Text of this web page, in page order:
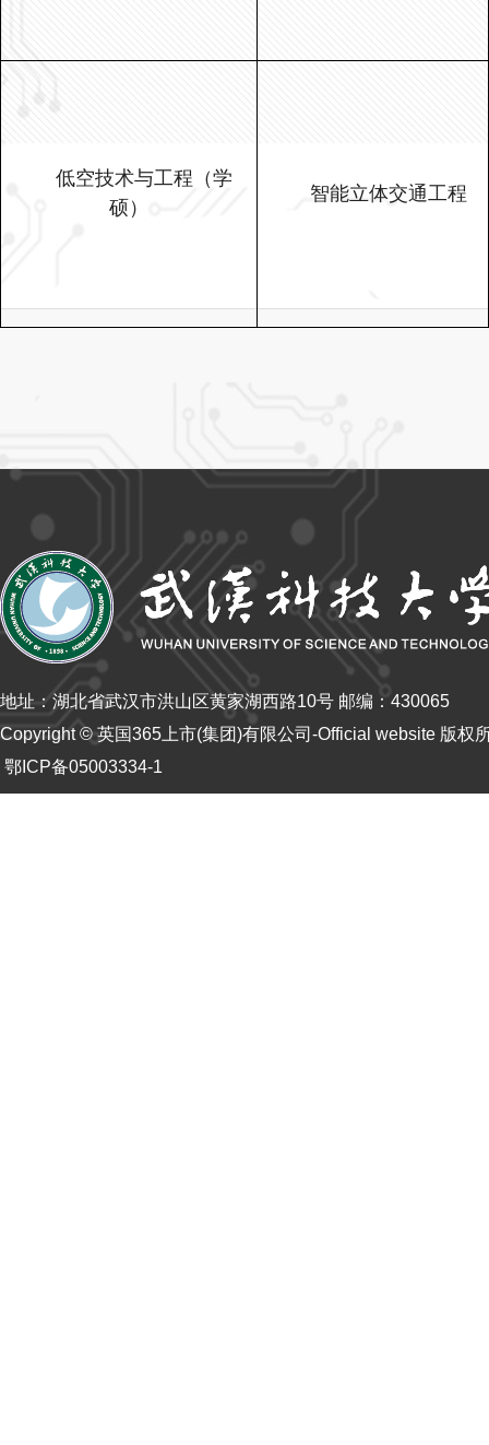
低空技术与工程（学
硕）
智能立体交通工程
地址：湖北省武汉市洪山区黄家湖西路10号 邮编：430065
Copyright © 英国365上市(集团)有限公司-Official website 版权
鄂ICP备05003334-1